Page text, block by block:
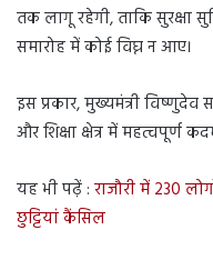
तक लागू रहेगी, ताकि सुरक्षा
समारोह में कोई विघ्न न आए।
इस प्रकार, मुख्यमंत्री विष्णुदेव
और शिक्षा क्षेत्र में महत्वपूर्ण
यह भी पढ़ें : राजौरी में 230
छुट्टियां कैंसिल